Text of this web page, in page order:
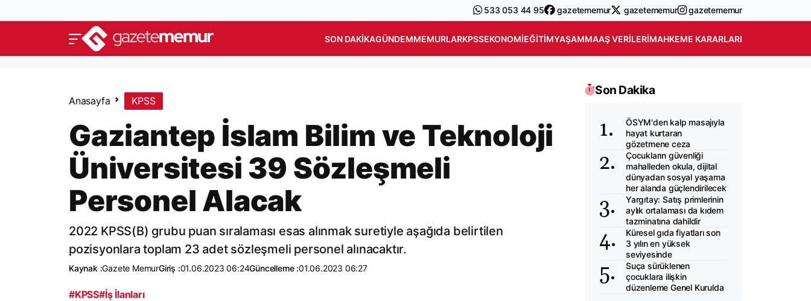
533 053 44 95 gazetememur gazetememur gazetememur
SON DAKIKAGÜNDEMMEMURLARKPSSEKONOMIEĞITIMYAŞAMMAAŞ VERILERIMAHKEME KARARLARI
Anasayfa KPSS
Gaziantep İslam Bilim ve Teknoloji
Üniversitesi 39 Sözleşmeli
Personel Alacak
2022 KPSS(B) grubu puan sıralaması esas alınmak suretiyle aşağıda belirtilen
pozisyonlara toplam 23 adet sözleşmeli personel alınacaktır.
Kaynak :Gazete MemurGiriş :01.06.2023 06:24Güncelleme :01.06.2023 06:27
#KPSS#İş İlanları
Son Dakika
ÖSYM'den kalp masajıyla
hayat kurtaran
gözetmene ceza
Çocukların güvenliği
mahalleden okula, dijital
dünyadan sosyal yaşama
her alanda güçlendirilecek
Yargıtay: Satış primlerinin
aylık ortalaması da kıdem
tazminatına dahildir
Küresel gıda fiyatları son
3 yılın en yüksek
seviyesinde
Suça sürüklenen
çocuklara ilişkin
düzenleme Genel Kurulda